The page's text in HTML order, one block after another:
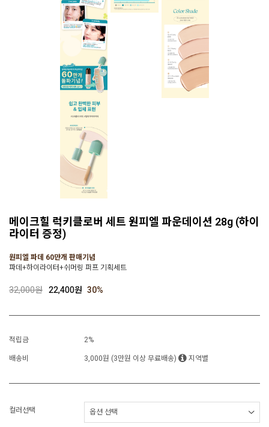
메이크힐 럭키클로버 세트 원피엘 파운데이션 28g (하이
라이터 증정)
원피엘 파데 60만개 판매기념
파데+하이라이터+쉬머링 퍼프 기획세트
32,000원 22,400원 30%
적립금
2%
배송비
3,000원 (3만원 이상 무료배송) 지역별
컬러선택